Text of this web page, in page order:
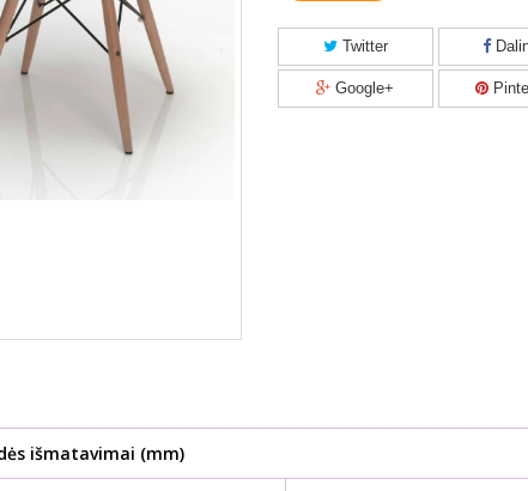
Twitter
Google+
išmatavimai (mm)